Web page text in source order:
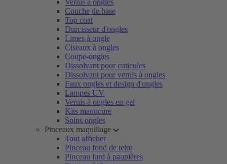
Vernis à ongles
Couche de base
Top coat
Durcisseur d'ongles
Limes à ongle
Ciseaux à ongles
Coupe-ongles
Dissolvant pour cuticules
Dissolvant pour vernis à ongles
Faux ongles et design d'ongles
Lampes UV
Vernis à ongles en gel
Kits manucure
Soins ongles
Pinceaux maquillage
Tout afficher
Pinceau fond de teint
Pinceau fard à paupières